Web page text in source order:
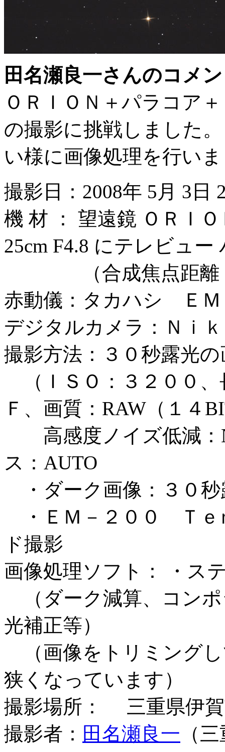
田名瀬良一さんのコメ
ＯＲＩＯＮ＋パラコア
の撮影に挑戦しました
い様に画像処理を行い
撮影日：2008年 5月 3日
機 材 ： 望遠鏡 ＯＲＩ
25cm F4.8 にテレビュ
（合成焦点距離
赤動儀：タカハシ Ｅ
デジタルカメラ：Ｎｉ
撮影方法：３０秒露光
（ＩＳＯ：３２００、
Ｆ、画質：RAW（１４
高感度ノイズ低減：
ス：AUTO
・ダーク画像：３０秒
・ＥＭ－２００ Ｔｅ
ド撮影
画像処理ソフト： ・ス
（ダーク減算、コン
光補正等）
（画像をトリミング
狭くなっています）
撮影場所： 三重県伊
撮影者： 田名瀬良一 （